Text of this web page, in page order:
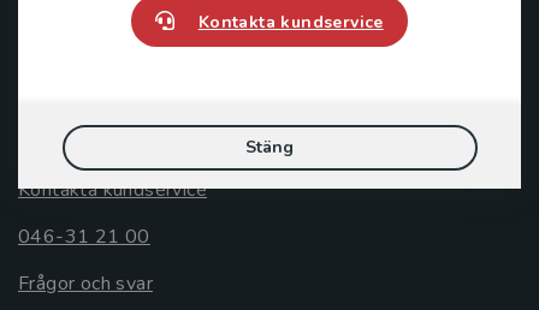
Kontakta kundservice
Stäng
Besöksadress:
Åkergränden 1
Kundservice
Kontakta kundservice
046-31 21 00
Frågor och svar